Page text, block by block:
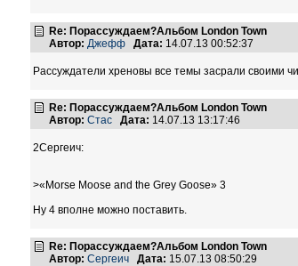
Re: Порассуждаем?Альбом London Town
Автор: Джефф Дата: 14.07.13 00:52:37
Рассуждатели хреновы все темы засрали своими
Re: Порассуждаем?Альбом London Town
Автор: Стас Дата: 14.07.13 13:17:46
2Сергеич:
>«Morse Moose and the Grey Goose» 3
Ну 4 вполне можно поставить.
Re: Порассуждаем?Альбом London Town
Автор: Сергеич Дата: 15.07.13 08:50:29